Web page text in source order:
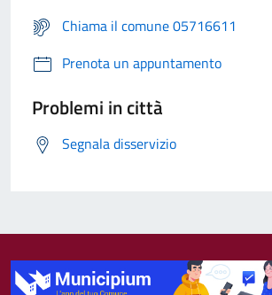
Chiama il comune 05716611
Prenota un appuntamento
Problemi in città
Segnala disservizio